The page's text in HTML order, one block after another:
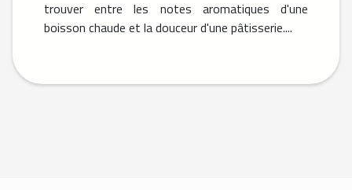
trouver entre les notes aromatiques d'une
boisson chaude et la douceur d'une pâtisserie....